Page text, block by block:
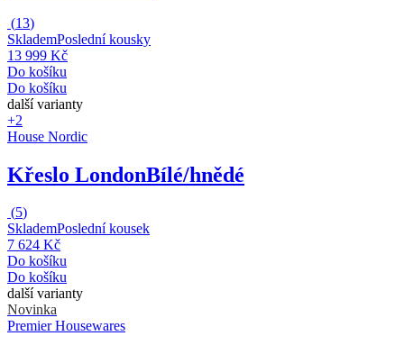
(13)
SklademPoslední kousky
13 999 Kč
Do košíku
Do košíku
další varianty
+2
House Nordic
Křeslo LondonBílé/hnědé
(5)
SklademPoslední kousek
7 624 Kč
Do košíku
Do košíku
další varianty
Novinka
Premier Housewares